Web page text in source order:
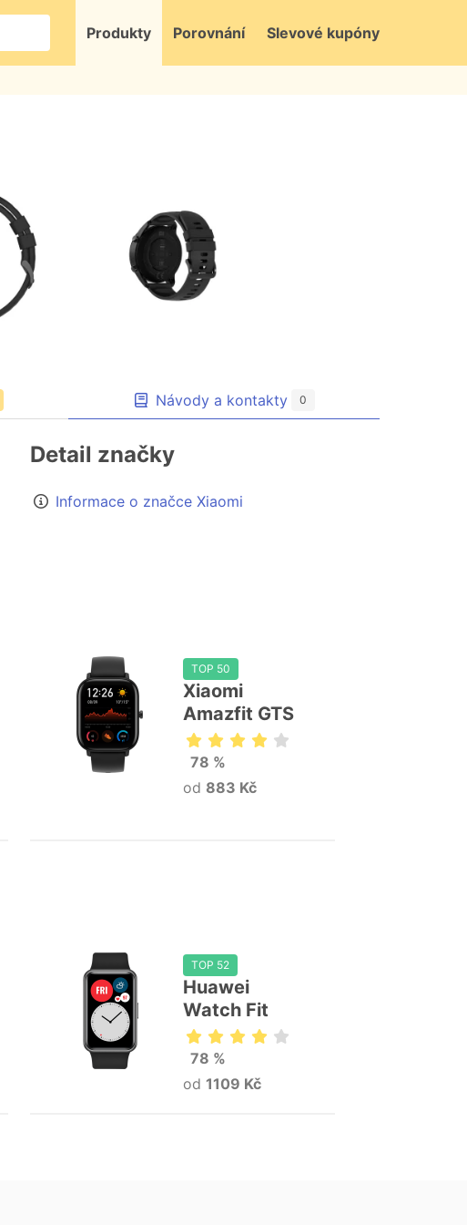
Produkty Porovnání Slevové kupóny
Návody a kontakty 0
Detail značky
Informace o značce Xiaomi
TOP 50
Xiaomi
Amazfit GTS
78 %
od 883 Kč
TOP 52
Huawei
Watch Fit
78 %
od 1109 Kč